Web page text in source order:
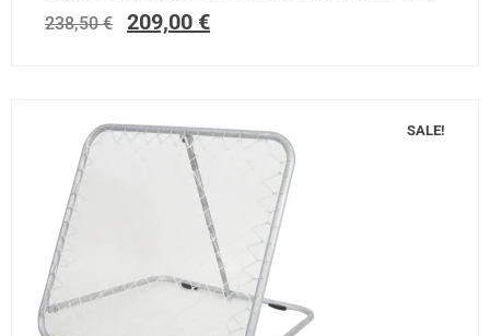
238,50€ 209,00 €
SALE!